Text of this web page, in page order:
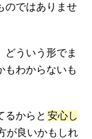
のではありませ
どういう形でま
もわからないも
るからと 安心し
が良いかもしれ